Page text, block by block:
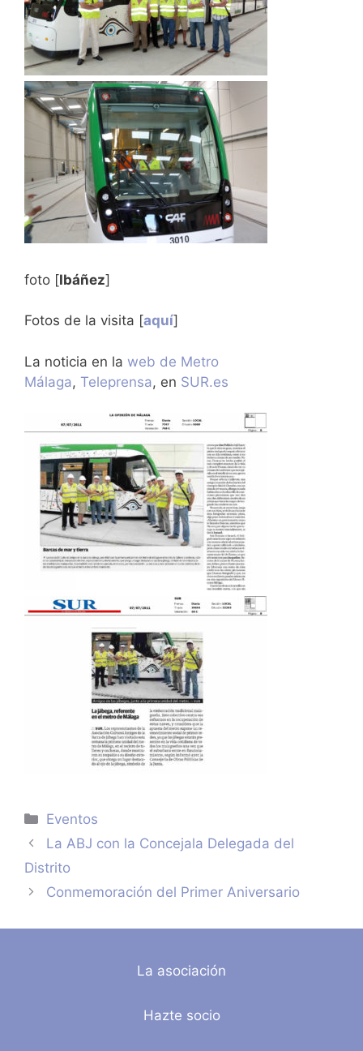
foto [Ibáñez]
Fotos de la visita [aquí]
La noticia en la web de Metro
Málaga, Teleprensa, en SUR.es
Categorías
Eventos
La ABJ con la Concejala Delegada del
Distrito
Conmemoración del Primer Aniversario
La asociación
Hazte socio